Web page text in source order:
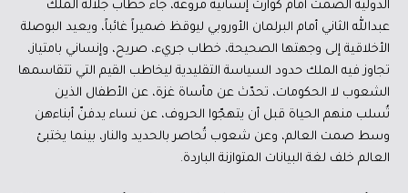
الدولية الصمت أمام كوارث إنسانية مروعة، جاء خطاب جلالة الملك
عبدالله الثاني أمام البرلمان الأوروبي ليوقظ ضميراً غائباً، ويعيد البوصلة
الأخلاقية إلى وجهتها الصحيحة، خطاب جريء، صريح، وإنساني بامتياز،
تجاوز فيه الملك حدود السياسة التقليدية ليخاطب القيم التي تتقاسمها
الشعوب لا الحكومات، تحدّث عن مأساة غزة، عن الأطفال الذين
تُسلب منهم الحياة قبل أن يتهجّوا الحروف، عن نساء يدفنّ أبناءهن
وسط صمت العالم، وعن شعوب تُحاصر بالحديد والنار، بينما يختبئ
العالم خلف لغة البيانات المتوازنة الباردة.